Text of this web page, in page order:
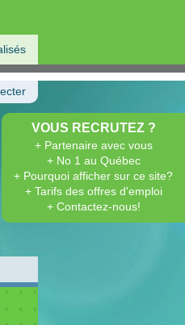
VOUS RECRUTEZ ?
+ Partenaire avec vous
+ No 1 au Québec
+ Pourquoi afficher sur ce site?
+ Tarifs des offres d'emploi
+ Contactez-nous!